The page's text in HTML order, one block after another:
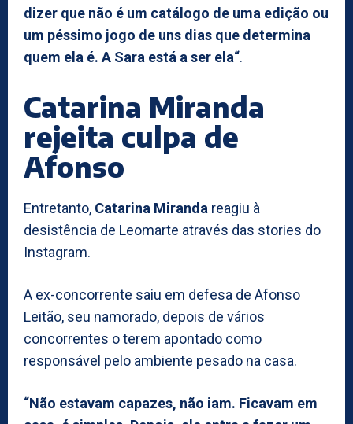
dizer que não é um catálogo de uma edição ou
um péssimo jogo de uns dias que determina
quem ela é. A Sara está a ser ela“.
Catarina Miranda
rejeita culpa de
Afonso
Entretanto, Catarina Miranda reagiu à
desistência de Leomarte através das stories do
Instagram.
A ex-concorrente saiu em defesa de Afonso
Leitão, seu namorado, depois de vários
concorrentes o terem apontado como
responsável pelo ambiente pesado na casa.
“Não estavam capazes, não iam. Ficavam em